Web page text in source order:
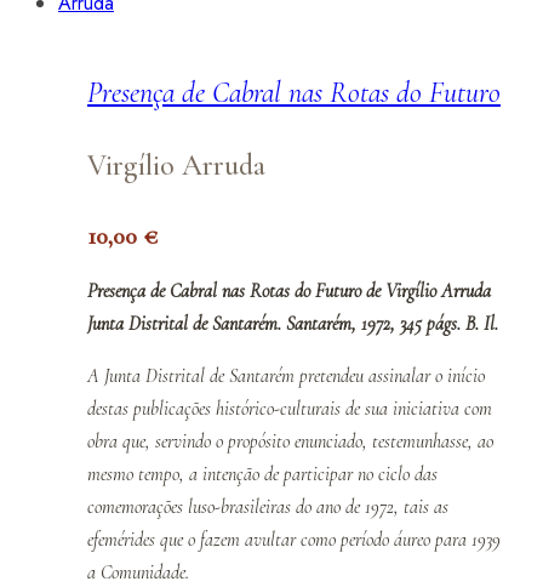
Presença de Cabral nas Rotas do Futuro
Virgílio Arruda
10,00 €
Presença de Cabral nas Rotas do Futuro de Virgílio Arruda
Junta Distrital de Santarém. Santarém, 1972, 345 págs. B. Il.
A Junta Distrital de Santarém pretendeu assinalar o início
destas publicações histórico-culturais de sua iniciativa com
obra que, servindo o propósito enunciado, testemunhasse, ao
mesmo tempo, a intenção de participar no ciclo das
comemorações luso-brasileiras do ano de 1972, tais as
efemérides que o fazem avultar como período áureo para 1939
a Comunidade.